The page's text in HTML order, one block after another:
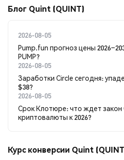
Блог Quint (QUINT)
2026-08-05
Pump.fun прогноз цены
PUMP?
2026-08-05
Заработки Circle сегодня:
$38?
2026-08-05
Срок Клотюре: что ждет закон
криптовалюты к 2026?
Курс конверсии Quint